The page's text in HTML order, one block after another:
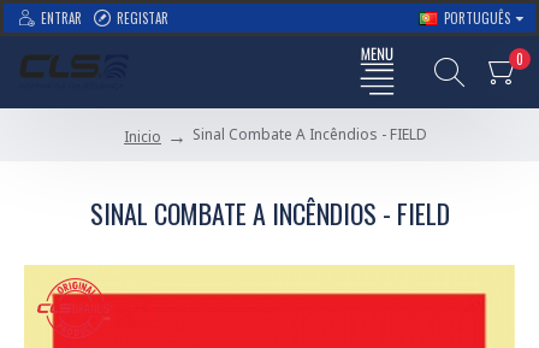
ENTRAR REGISTAR PORTUGUÊS
0
Inicio Sinal Combate A Incêndios - FIELD
SINAL COMBATE A INCÊNDIOS - FIELD